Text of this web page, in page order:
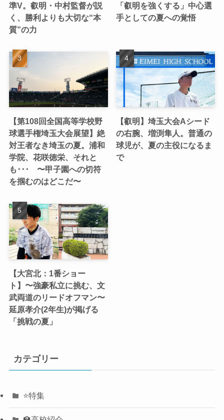
準V。叡明・中村監督が説
く、勝利よりも大切な“本
質”の力
「叡明を強くする」中心選
手としての夏への覚悟
【第108回全国高等学校野
球選手権埼玉大会展望】絶
対王者なき埼玉の夏。浦和
学院、花咲徳栄、それと
も･･･ 〜甲子園への切符
を掴むのはどこだ〜
【叡明】埼玉大会Aシード
の右腕、増渕隼人。普通の
球児が、夏の主役になるま
で
【大宮北：1番ショー
ト】〜強豪私立に挑む、文
武両道のリードオフマン〜
延原孝介(2年生)が掲げる
「挑戦の夏」
カテゴリー
⭐️特集